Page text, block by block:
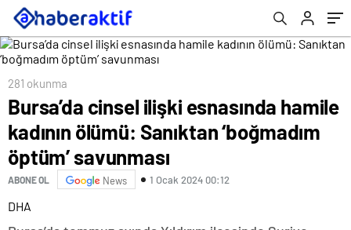
savunması
281 okunma
Bursa’da cinsel ilişki esnasında hamile
kadının ölümü: Sanıktan ‘boğmadım
öptüm’ savunması
ABONE OL News 1 Ocak 2024 00:12
DHA